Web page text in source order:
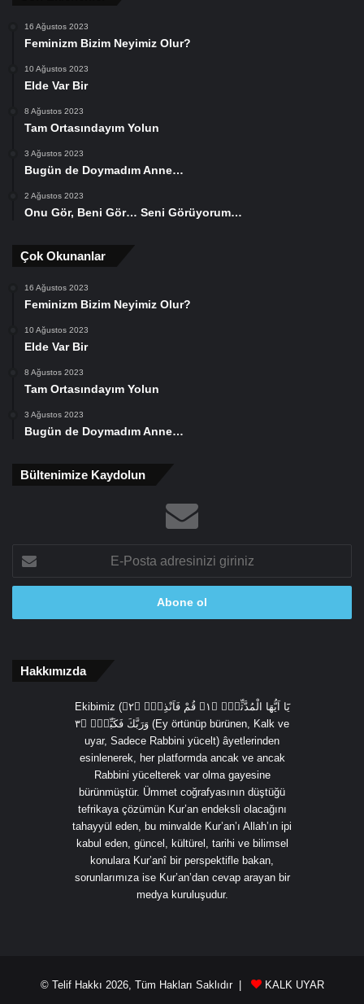
16 Ağustos 2023
Feminizm Bizim Neyimiz Olur?
10 Ağustos 2023
Elde Var Bir
8 Ağustos 2023
Tam Ortasındayım Yolun
3 Ağustos 2023
Bugün de Doymadım Anne…
2 Ağustos 2023
Onu Gör, Beni Gör… Seni Görüyorum…
Çok Okunanlar
16 Ağustos 2023
Feminizm Bizim Neyimiz Olur?
10 Ağustos 2023
Elde Var Bir
8 Ağustos 2023
Tam Ortasındayım Yolun
3 Ağustos 2023
Bugün de Doymadım Anne…
Bültenimize Kaydolun
Posta
adresinizi
Hakkımızda
Ekibimiz (يَٓا اَيُّهَا الْمُدَّثِّرُۙ ﴿١﴾ قُمْ فَاَنْذِرْۙ ﴿٢﴾
وَرَبَّكَ فَكَبِّرْۙ ﴿٣ (Ey örtünüp bürünen, Kalk ve
uyar, Sadece Rabbini yücelt) âyetlerinden
esinlenerek, her platformda ancak ve ancak
Rabbini yücelterek var olma gayesine
bürünmüştür. Ümmet coğrafyasının düştüğü
tefrikaya çözümün Kur’an endeksli olacağını
tahayyül eden, bu minvalde Kur’an’ı Allah’ın ipi
kabul eden, güncel, kültürel, tarihi ve bilimsel
konulara Kur’anî bir perspektifle bakan,
sorunlarımıza ise Kur’an’dan cevap arayan bir
medya kuruluşudur.
© Telif Hakkı 2026, Tüm Hakları Saklıdır | KALK UYAR